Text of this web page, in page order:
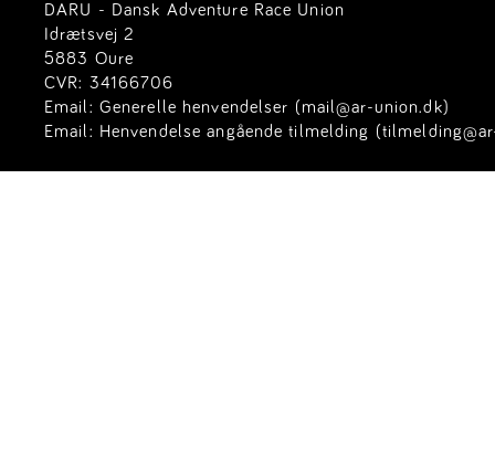
DARU - Dansk Adventure Race Union
Idrætsvej 2
5883 Oure
CVR: 34166706
Email: Generelle henvendelser (mail@ar-union.dk)
Email: Henvendelse angående tilmelding